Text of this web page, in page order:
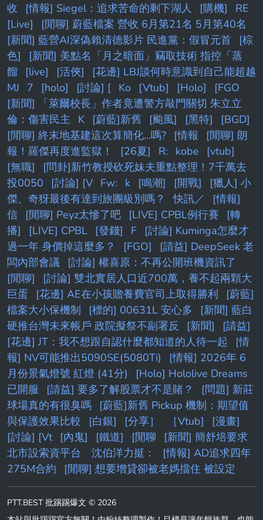
收
[情報] Siegel：追求苦命的剩下湖人 [購機]
RE
[Live]
[閒聊] 蔚藍檔案 營收 6月第21名 5月第40名
[新聞] 藍營AI深偽賴清德影片 民進黨：假冒元首
[棕
色]
[新聞] 美點名「月之暗面」竊取技術 指控「蒸
餾
[live] [活俠]
[花邊] LBJ談何時意識到自己能超越
MJ
7 [holo] [討論] [ Ko [Vtub] [Holo]
[FGO
[新聞] 「萊爾校長」作者竟遭警方敲門關切 朱立立
倫：傷害民主 K [蔚藍]新舊 [颱風] [黑特]
[BGD]
[閒聊] 終末地基建這次算簡化...嗎?
[情報
[閒聊] 朗
報！羅傑再度進監獄！
[26夏] R: kobe
[vtub]
[無職]
[問卦]新竹教授砍死妹夫重點整理！7千萬去
投0050
[討論] [V Fw: k [鳴潮] [開戰]
[獵人] 小
傑、奇犽最後有達到旅團級別嗎？
快訊／
[情報]
信
[閒聊] Peyz太慘了吧 [LIVE] CPBL例行賽
[轉
播]
[LIVE] CPBL [發錢] F
[討論] Kuminga怎麼才
過一年 身價掉這麼多？
[FGO]
[請益] DeepSeek 老
闆內部會議
[討論] 權喜原：不再公開班機資訊了
[閒聊]
[討論] 雙北實居人口近700萬，養不起兩顆大
巨蛋
[花邊] AE在小孩贍養費官司上取得勝利
[蔚藍]
檔案大小保機制
[標的] 00631L 安心多
[新聞] 藍白
硬推台灣未來帳戶 政院擬祭不副署反
[新聞]
[請益]
[花邊] JT：我不想跟自認什麼都知道的人待一起
[情
報] NV可能推出5090SE(5080Ti)
[情報] 2026年 6
月份景氣燈號 紅燈 (41分)
[Holo] Hololive Dreams
已開服
[請益] 要多了解股票才不是賭？
[問題] 新莊
球場真的有很臭嗎
[蔚藍]新舊 Pickup 機制：期望值
與保護效果比較
[白銀] [分享］ ［Vtub]
[漫畫]
[討論] [Vt
[內鬼] [鐵道] [閒聊
[新聞] 簡舒培要求
北市設索資平台 沈伯洋力挺：
[情報] AD追求四年
275M合約
[閒聊] 想要增貸卻被老媽擋住 被設定
PTT.BEST 批踢踢爆文 © 2026